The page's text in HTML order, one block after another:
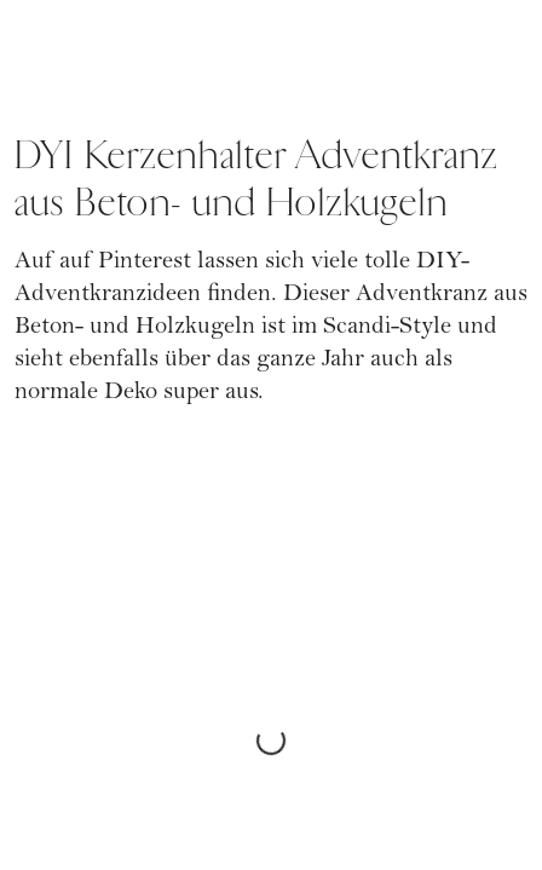
DYI Kerzenhalter Adventkranz
aus Beton- und Holzkugeln
Auf auf Pinterest lassen sich viele tolle DIY-
Adventkranzideen finden. Dieser Adventkranz aus
Beton- und Holzkugeln ist im Scandi-Style und
sieht ebenfalls über das ganze Jahr auch als
normale Deko super aus.